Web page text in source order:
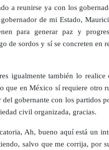
a reunirse ya con los
de mi Estado,
para generar paz y
de sordos y sí se concreten en
igualmente también lo realice
que en México sí requiere otro
gobernante con los partidos
civil organizada, gracias.
Ah, bueno aquí está un
salvo que me corrija, por